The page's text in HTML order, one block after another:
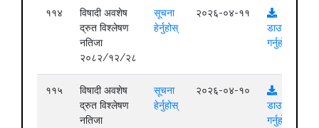
११४
विषादी अवशेष
द्रुत विश्लेषण
नतिजा
२०८२/१२/२८
सूचना
हेर्नुहोस्
२०२६-०४-११
डाउनलोड
गर्नुहोस्
११५
विषादी अवशेष
द्रुत विश्लेषण
नतिजा
सूचना
हेर्नुहोस्
२०२६-०४-१०
डाउनलोड
गर्नुहोस्